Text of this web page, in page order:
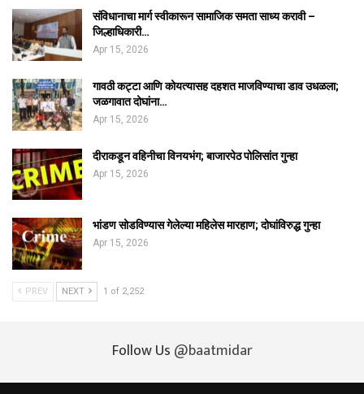
संविधानाचा मार्ग स्वीकारून सामाजिक समता साध्य करावी –
जिल्हाधिकारी…
Apr 15, 2026
गावठी कट्टा आणि कोयत्यासह दहशत माजविण्याचा डाव उधळला;
जळगावात दोघांना…
Apr 15, 2026
दीराकडून वहिनीचा विनयभंग; बाजारपेठ पोलिसांत गुन्हा
Apr 15, 2026
भांडण सोडविण्यास गेलेल्या महिलेस मारहाण; दोघांविरुद्ध गुन्हा
Apr 15, 2026
PREV NEXT 1 of 2,252
Follow Us @baatmidar